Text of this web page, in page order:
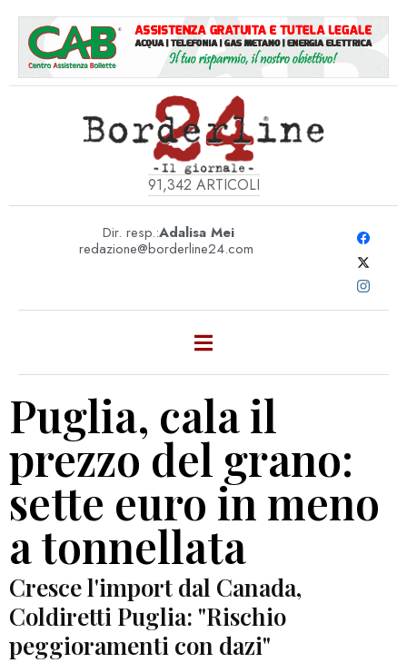
91,342 ARTICOLI
Dir. resp.:Adalisa Mei
redazione@borderline24.com
Puglia, cala il
prezzo del grano:
sette euro in meno
a tonnellata
Cresce l'import dal Canada,
Coldiretti Puglia: "Rischio
peggioramenti con dazi"